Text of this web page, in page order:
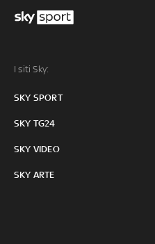
I siti Sky:
SKY SPORT
SKY TG24
SKY VIDEO
SKY ARTE